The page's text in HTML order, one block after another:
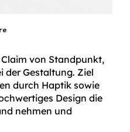
von Standpunkt,
der Gestaltung. Ziel
durch Haptik sowie
Design die
nehmen und